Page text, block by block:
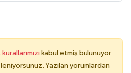
kabul etmiş bulunuyor
Yazılan yorumlardan